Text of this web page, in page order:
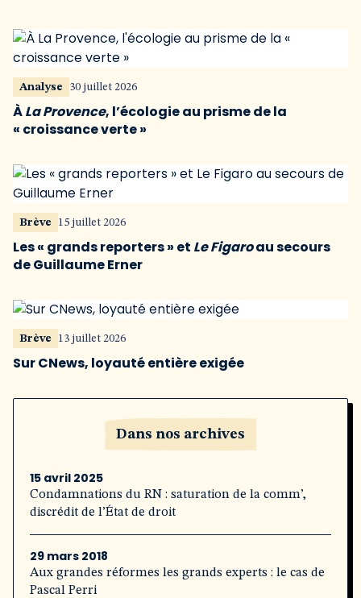
Analyse 30 juillet 2026
ÀLa Provence, l’écologie au prisme de la
« croissance verte »
Brève 15 juillet 2026
Les « grands reporters » et Le Figaroau secours
de Guillaume Erner
Brève 13 juillet 2026
Sur CNews, loyauté entière exigée
Dans nos archives
15 avril 2025
Condamnations du RN : saturation de la comm’,
discrédit de l’État de droit
29 mars 2018
Aux grandes réformes les grands experts : le cas de
Pascal Perri